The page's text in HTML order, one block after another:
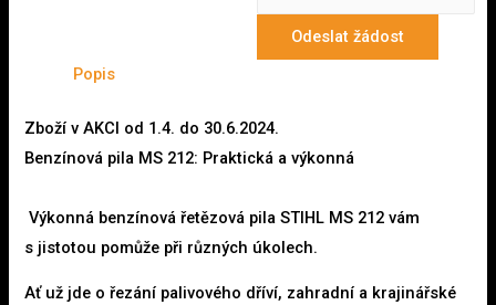
Odeslat žádost
Popis
Zboží v AKCI od 1.4. do 30.6.2024.
Benzínová pila MS 212: Praktická a výkonná
Výkonná benzínová řetězová pila STIHL MS 212 vám
s jistotou pomůže při různých úkolech.
Ať už jde o řezání palivového dříví, zahradní a krajinářské